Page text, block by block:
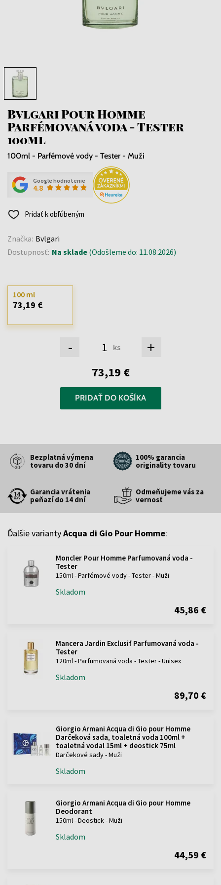
Bvlgari Pour Homme
Parfémovaná voda - Tester
100ml
100ml - Parfémové vody - Tester - Muži
Google hodnotenie
4.8
Pridať k obľúbeným
Značka: Bvlgari
Dostupnosť: Na sklade (Odošleme do: 11.08.2026)
- ks +
100 ml
73,19 €
73,19 €
PRIDAŤ DO KOŠÍKA
Bezplatná výmena
tovaru do 30 dní
100% garancia
originality tovaru
Garancia vrátenia
peňazí do 14 dní
Odmeňujeme vás za
vernosť
Ďalšie variantyAcqua di Gio Pour Homme:
Moncler Pour Homme Parfumovaná voda -
Tester
150ml - Parfémové vody - Tester - Muži
Skladom
45,86 €
Mancera Jardin Exclusif Parfumovaná voda -
Tester
120ml - Parfumovaná voda - Tester - Unisex
Skladom
89,70 €
Giorgio Armani Acqua di Gio pour Homme
Darčeková sada, toaletná voda 100ml +
toaletná vodal 15ml + deostick 75ml
Darčekové sady - Muži
Skladom
Giorgio Armani Acqua di Gio pour Homme
Deodorant
150ml - Deostick - Muži
Skladom
44,59 €